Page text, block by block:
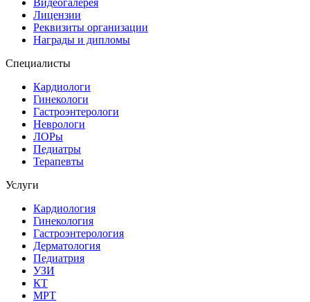
Лицензии
Реквизиты организации
Награды и дипломы
Специалисты
Кардиологи
Гинекологи
Гастроэнтерологи
Неврологи
ЛОРы
Педиатры
Терапевты
Услуги
Кардиология
Гинекология
Гастроэнтерология
Дерматология
Педиатрия
УЗИ
КТ
МРТ